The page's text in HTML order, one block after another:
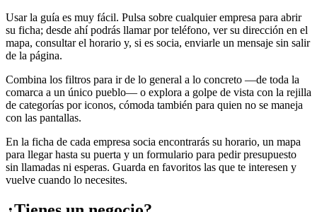
Usar la guía es muy fácil. Pulsa sobre cualquier empresa para abrir
su ficha; desde ahí podrás llamar por teléfono, ver su dirección en el
mapa, consultar el horario y, si es socia, enviarle un mensaje sin salir
de la página.
Combina los filtros para ir de lo general a lo concreto —de toda la
comarca a un único pueblo— o explora a golpe de vista con la rejilla
de categorías por iconos, cómoda también para quien no se maneja
con las pantallas.
En la ficha de cada empresa socia encontrarás su horario, un mapa
para llegar hasta su puerta y un formulario para pedir presupuesto
sin llamadas ni esperas. Guarda en favoritos las que te interesen y
vuelve cuando lo necesites.